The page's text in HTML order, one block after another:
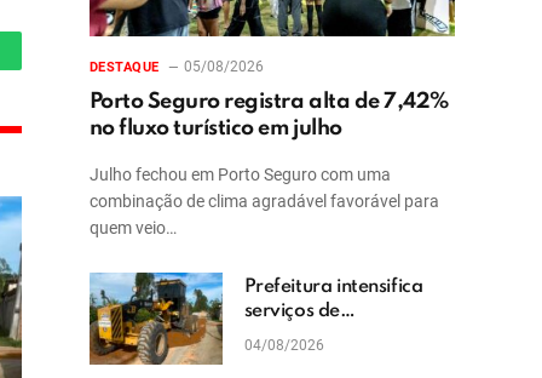
DESTAQUE 05/08/2026
Porto Seguro registra alta de 7,42%
no fluxo turístico em julho
Julho fechou em Porto Seguro com uma
combinação de clima agradável favorável para
quem veio…
Prefeitura intensifica
serviços de
patrolamento e
04/08/2026